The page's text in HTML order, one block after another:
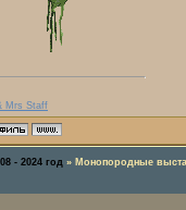
Mrs Staff
- 2024 год » Монопородные